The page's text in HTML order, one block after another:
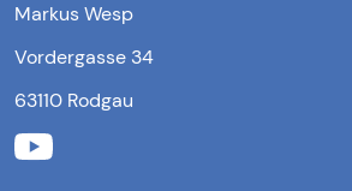
Markus Wesp
Vordergasse 34
63110 Rodgau